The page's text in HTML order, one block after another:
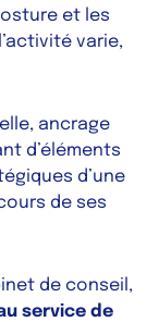
et les
varie,
ancrage
d’éléments
d’une
de ses
de conseil,
service de